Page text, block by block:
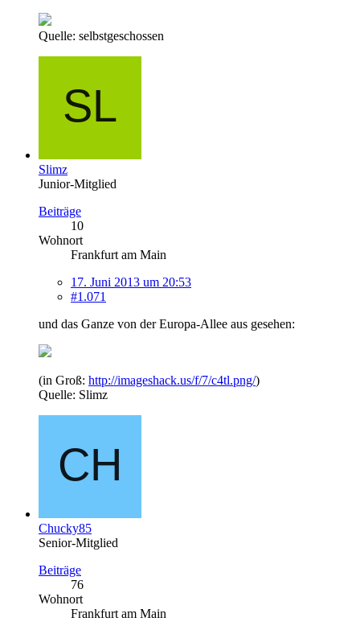
Quelle: selbstgeschossen
Slimz
Junior-Mitglied
Beiträge
10
Wohnort
Frankfurt am Main
17. Juni 2013 um 20:53
#1.071
und das Ganze von der Europa-Allee aus gesehen:
(in Groß: http://imageshack.us/f/7/c4tl.png/)
Quelle: Slimz
Chucky85
Senior-Mitglied
Beiträge
76
Wohnort
Frankfurt am Main